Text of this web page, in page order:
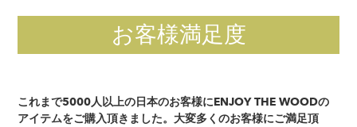
お客様満足度
これまで5000人以上の日本のお客様にENJOY THE WOODの
アイテムをご購入頂きました。大変多くのお客様にご満足頂